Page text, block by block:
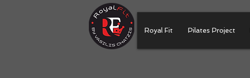
Royal Fit Pilates Project